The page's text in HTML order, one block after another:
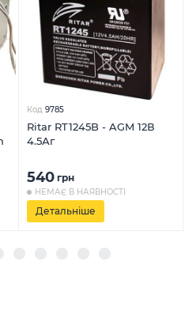
Код 9785
Ritar RT1245B - AGM 12В
4.5Аг
540 грн
НЕМАЄ В НАЯВНОСТІ
Детальніше